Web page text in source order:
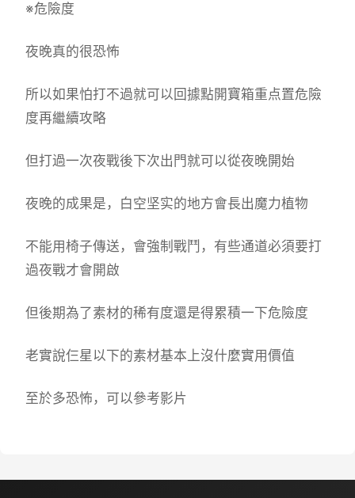
※危險度
夜晚真的很恐怖
所以如果怕打不過就可以回據點開寶箱重点置危險
度再繼續攻略
但打過一次夜戰後下次出門就可以從夜晚開始
夜晚的成果是，白空坚实的地方會長出魔力植物
不能用椅子傳送，會強制戰鬥，有些通道必須要打
過夜戰才會開啟
但後期為了素材的稀有度還是得累積一下危險度
老實說仨星以下的素材基本上沒什麼實用價值
至於多恐怖，可以參考影片